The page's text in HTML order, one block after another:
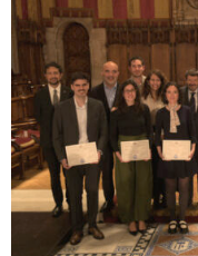
UNITS:
COM
POT
AFECTAR
EUROPA?”
CON
LÍDIA
HEREDIA
I